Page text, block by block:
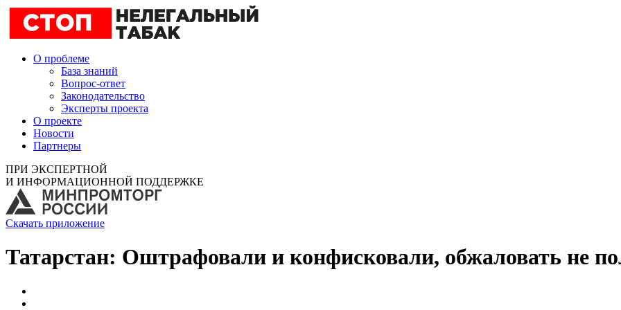
О проблеме
База знаний
Вопрос-ответ
Законодательство
Эксперты проекта
О проекте
Новости
Партнеры
ПРИ ЭКСПЕРТНОЙ
И ИНФОРМАЦИОННОЙ ПОДДЕРЖКЕ
Скачать приложение
Татарстан: Оштрафовали и конфисковали, обжаловать не